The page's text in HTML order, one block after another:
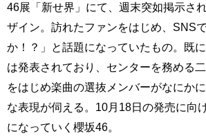
46展「新せ界」にて、週末突如掲示さ
ザイン。訪れたファンをはじめ、SNS
か！？」と話題になっていたもの。既
は発表されており、センターを務める
をはじめ楽曲の選抜メンバーがなにか
な表現が伺える。10月18日の発売に向
になっていく櫻坂46。